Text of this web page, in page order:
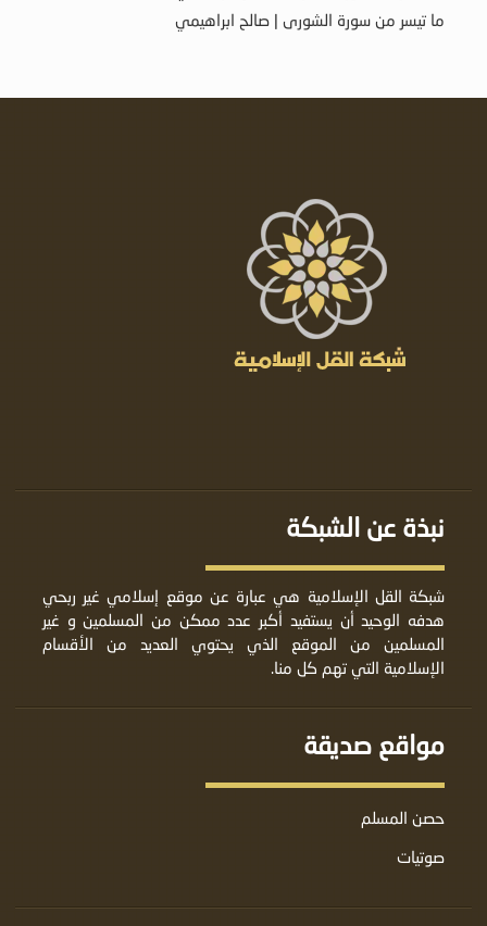
ما تيسر من سورة الشورى | صالح ابراهيمي
نبذة عن الشبكة
شبكة القل الإسلامية هي عبارة عن موقع إسلامي غير ربحي
هدفه الوحيد أن يستفيد أكبر عدد ممكن من المسلمين و غير
المسلمين من الموقع الذي يحتوي العديد من الأقسام
الإسلامية التي تهم كل منا.
مواقع صديقة
حصن المسلم
صوتيات